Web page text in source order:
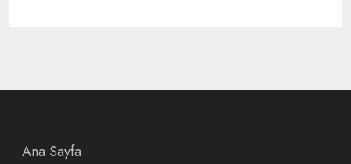
Ana Sayfa